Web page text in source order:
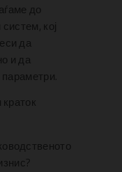
до
кој
да
и да